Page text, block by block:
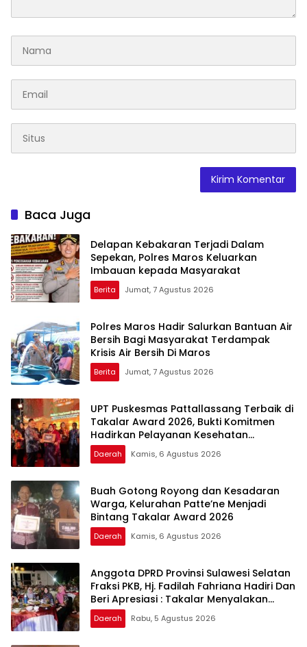
Baca Juga
Delapan Kebakaran Terjadi Dalam
Sepekan, Polres Maros Keluarkan
Imbauan kepada Masyarakat
Berita Jumat, 7 Agustus 2026
Polres Maros Hadir Salurkan Bantuan Air
Bersih Bagi Masyarakat Terdampak
Krisis Air Bersih Di Maros
Berita Jumat, 7 Agustus 2026
UPT Puskesmas Pattallassang Terbaik di
Takalar Award 2026, Bukti Komitmen
Hadirkan Pelayanan Kesehatan
Berkualitas
Daerah Kamis, 6 Agustus 2026
Buah Gotong Royong dan Kesadaran
Warga, Kelurahan Patte’ne Menjadi
Bintang Takalar Award 2026
Daerah Kamis, 6 Agustus 2026
Anggota DPRD Provinsi Sulawesi Selatan
Fraksi PKB, Hj. Fadilah Fahriana Hadiri Dan
Beri Apresiasi : Takalar Menyalakan
Lentera Pengabdian Melalui Malam
Apresiasi dan Inovasi Award 2026
Daerah Rabu, 5 Agustus 2026